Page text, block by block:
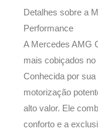
Detalhes sobre a
Performance
A Mercedes AMG
mais cobiçados
Conhecida por
motorização
alto valor. Ele
conforto e a